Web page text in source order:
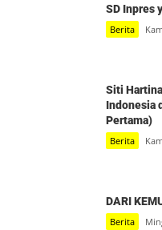
SD Inpres
Berita
Siti
Indonesia
Pertama)
Berita
DARI
Berita